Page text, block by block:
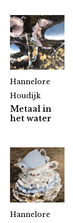
Hannelore
Houdijk
Metaal in
het water
Hannelore